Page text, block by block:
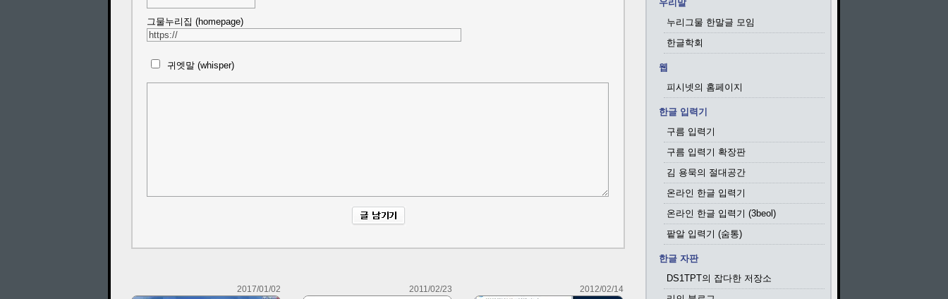
그물누리집 (homepage)
귀엣말 (whisper)
2017/01/02 2011/02/23 2012/02/14
우리말
누리그물 한말글 모임
한글학회
웹
피시넷의 홈페이지
한글 입력기
구름 입력기
구름 입력기 확장판
김 용묵의 절대공간
온라인 한글 입력기
온라인 한글 입력기 (3beol)
팥알 입력기 (숨통)
한글 자판
DS1TPT의 잡다한 저장소